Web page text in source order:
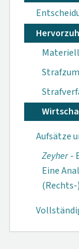
Aufsätze
Zeyher-
Eine